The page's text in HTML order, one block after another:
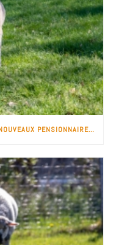
LE PRINTEMPS EST LÀ… ET PLEIN DE NOUVEAUX PENSIONNAIRES !